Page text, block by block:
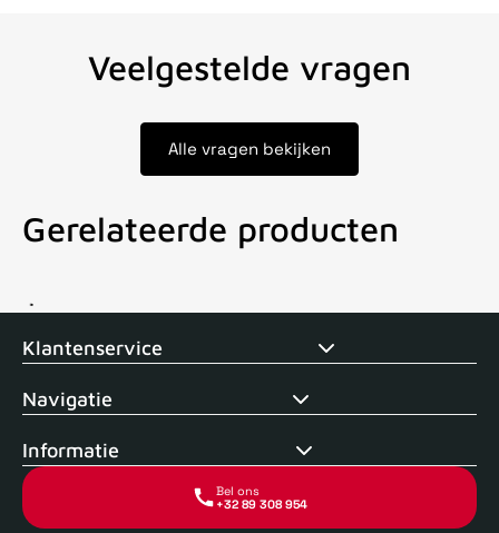
Veelgestelde vragen
Alle vragen bekijken
Gerelateerde producten
Voor 15uur besteld, zelfde dag verstuurd Echte winkel +35
Klantenservice
Navigatie
Informatie
Bel ons
+32 89 308 954